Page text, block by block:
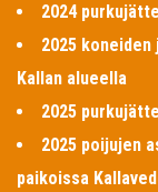
2024
2025
Kallan alueella
2025
2025 poijujen
paikoissa